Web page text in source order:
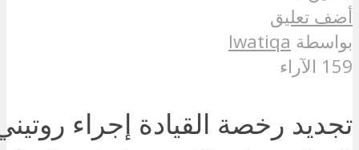
أضف تعليق
بواسطة lwatiqa
159 الآراء
تجديد رخصة القيادة إجراء